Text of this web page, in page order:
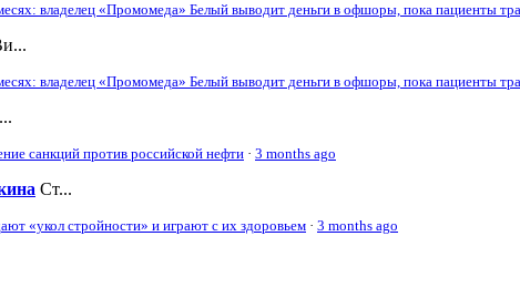
владелец «Промомеда» Белый выводит деньги в офшоры, пока пациенты
владелец «Промомеда» Белый выводит деньги в офшоры, пока пациенты
...
санкций против российской нефти · 3 months ago
Ст...
«укол стройности» и играют с их здоровьем · 3 months ago